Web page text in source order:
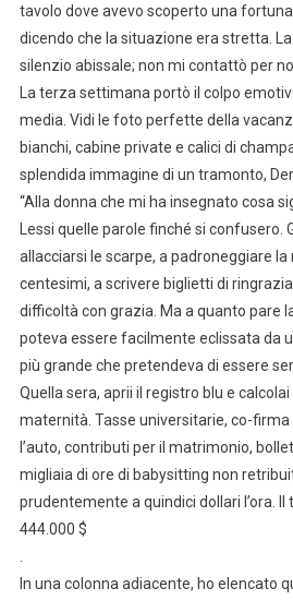
tavolo dove avevo scoperto una
dicendo che la situazione era stretta.
silenzio abissale; non mi contattò per
La terza settimana portò il colpo
media. Vidi le foto perfette della
bianchi, cabine private e calici di
splendida immagine di un tramonto,
“Alla donna che mi ha insegnato cosa
Lessi quelle parole finché si confusero.
allacciarsi le scarpe, a padroneggiare
centesimi, a scrivere biglietti di
difficoltà con grazia. Ma a quanto pare
poteva essere facilmente eclissata da
più grande che pretendeva di essere
Quella sera, aprii il registro blu e
maternità. Tasse universitarie, co-
l’auto, contributi per il matrimonio,
migliaia di ore di babysitting non
prudentemente a quindici dollari l’ora.
444.000 $
In una colonna adiacente, ho elencato